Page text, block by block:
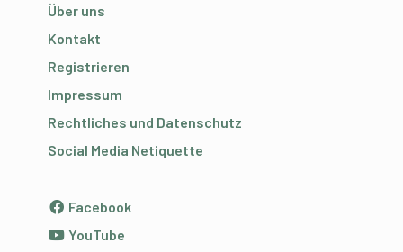
Über uns
Kontakt
Registrieren
Impressum
Rechtliches und Datenschutz
Social Media Netiquette
Facebook
YouTube